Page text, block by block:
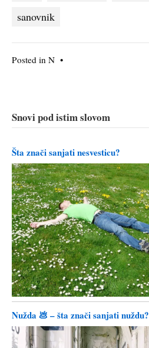
sanovnik
Posted in N •
Snovi pod istim slovom
Šta znači sanjati nesvesticu?
Nužda 💩 – šta znači sanjati nuždu?